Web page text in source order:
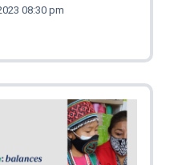
08:30 pm